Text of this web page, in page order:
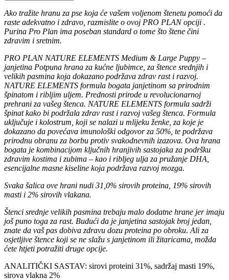
Ako tražite hranu za pse koja će vašem voljenom štenetu pomoći da
raste adekvatno i zdravo, razmislite o ovoj PRO PLAN opciji .
Purina Pro Plan ima poseban standard o tome što štene čini
zdravim i sretnim.
PRO PLAN NATURE ELEMENTS Medium & Large Puppy –
janjetina Potpuna hrana za kućne ljubimce, za štence srednjih i
velikih pasmina koja dokazano podržava zdrav rast i razvoj.
NATURE ELEMENTS formula bogata janjetinom sa prirodnim
špinatom i ribljim uljem. Prednosti prirode u revolucionarnoj
prehrani za vašeg štenca. NATURE ELEMENTS formula sadrži
špinat kako bi podržala zdrav rast i razvoj vašeg štenca. Formula
uključuje i kolostrum, koji se nalazi u mlijeku ženke, za koje je
dokazano da povećava imunološki odgovor za 50%, te podržava
prirodnu obranu za borbu protiv svakodnevnih izazova. Ova hrana
bogata je kombinacijom ključnih hranjivih sastojaka za podršku
zdravim kostima i zubima – kao i ribljeg ulja za pružanje DHA,
esencijalne masne kiseline koja podržava razvoj mozga.
Svaka šalica ove hrani nudi 31,0% sirovih proteina, 19% sirovih
masti i 2% sirovih vlakana.
Štenci srednje velikih pasmina trebaju malo dodatne hrane jer imaju
još puno toga za rast. Budući da je janjetina sastojak broj jedan,
znate da vaš pas dobiva zdravu dozu proteina po obroku. Ali za
osjetljive štence koji se ne slažu s janjetinom ili žitaricama, možda
ćete htjeti potražiti druge opcije.
ANALITIČKI SASTAV: sirovi proteini 31%, sadržaj masti 19%,
sirova vlakna 2%